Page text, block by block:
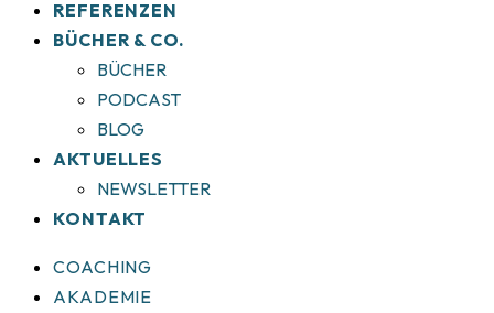
REFERENZEN
BÜCHER & CO.
BÜCHER
PODCAST
BLOG
AKTUELLES
NEWSLETTER
KONTAKT
COACHING
AKADEMIE